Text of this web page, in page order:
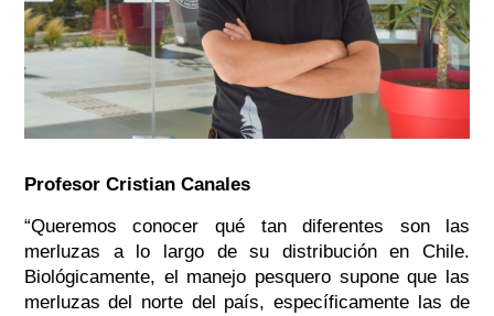
Profesor Cristian Canales
“Queremos conocer qué tan diferentes son las
merluzas a lo largo de su distribución en Chile.
Biológicamente, el manejo pesquero supone que las
merluzas del norte del país, específicamente las de